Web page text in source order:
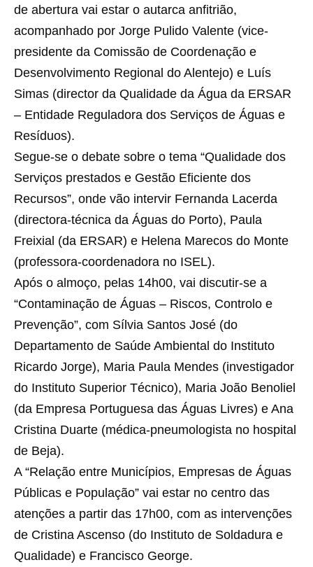
de abertura vai estar o autarca anfitrião,
acompanhado por Jorge Pulido Valente (vice-
presidente da Comissão de Coordenação e
Desenvolvimento Regional do Alentejo) e Luís
Simas (director da Qualidade da Água da ERSAR
– Entidade Reguladora dos Serviços de Águas e
Resíduos).
Segue-se o debate sobre o tema “Qualidade dos
Serviços prestados e Gestão Eficiente dos
Recursos”, onde vão intervir Fernanda Lacerda
(directora-técnica da Águas do Porto), Paula
Freixial (da ERSAR) e Helena Marecos do Monte
(professora-coordenadora no ISEL).
Após o almoço, pelas 14h00, vai discutir-se a
“Contaminação de Águas – Riscos, Controlo e
Prevenção”, com Sílvia Santos José (do
Departamento de Saúde Ambiental do Instituto
Ricardo Jorge), Maria Paula Mendes (investigador
do Instituto Superior Técnico), Maria João Benoliel
(da Empresa Portuguesa das Águas Livres) e Ana
Cristina Duarte (médica-pneumologista no hospital
de Beja).
A “Relação entre Municípios, Empresas de Águas
Públicas e População” vai estar no centro das
atenções a partir das 17h00, com as intervenções
de Cristina Ascenso (do Instituto de Soldadura e
Qualidade) e Francisco George.